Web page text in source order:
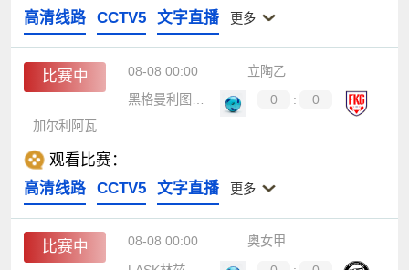
高清线路
CCTV5 文字直播 更多
比赛中 08-08 00:00
立陶乙
黑格曼利图恩B队
0 :
0
加尔利阿瓦
观看比赛：
高清线路
CCTV5 文字直播 更多
比赛中 08-08 00:00
奥女甲